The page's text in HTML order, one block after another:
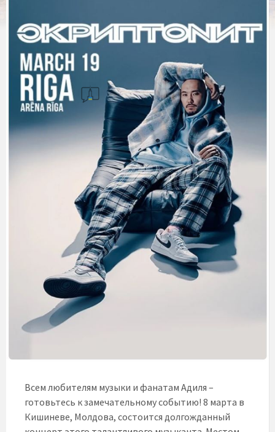
Всем любителям музыки и фанатам Адиля –
готовьтесь к замечательному событию! 8 марта в
Кишиневе, Молдова, состоится долгожданный